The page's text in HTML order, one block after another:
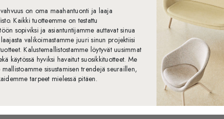
on oma maahantuonti ja laaja
Kaikki tuotteemme on testattu
sopiviksi ja asiantuntijamme auttavat sinua
valikoimastamme juuri sinun projektiisi
Kalustemallistostamme löytyvät uusimmat
käytössä hyviksi havaitut suosikkituotteet. Me
sisustamisen trendejä seuraillen,
tarpeet mielessä pitäen.